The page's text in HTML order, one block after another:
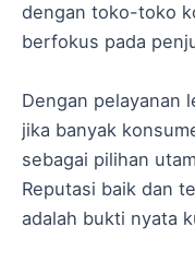
dengan toko-toko
berfokus pada
Dengan pelayanan
jika banyak
sebagai pilihan
Reputasi baik dan
adalah bukti nyata